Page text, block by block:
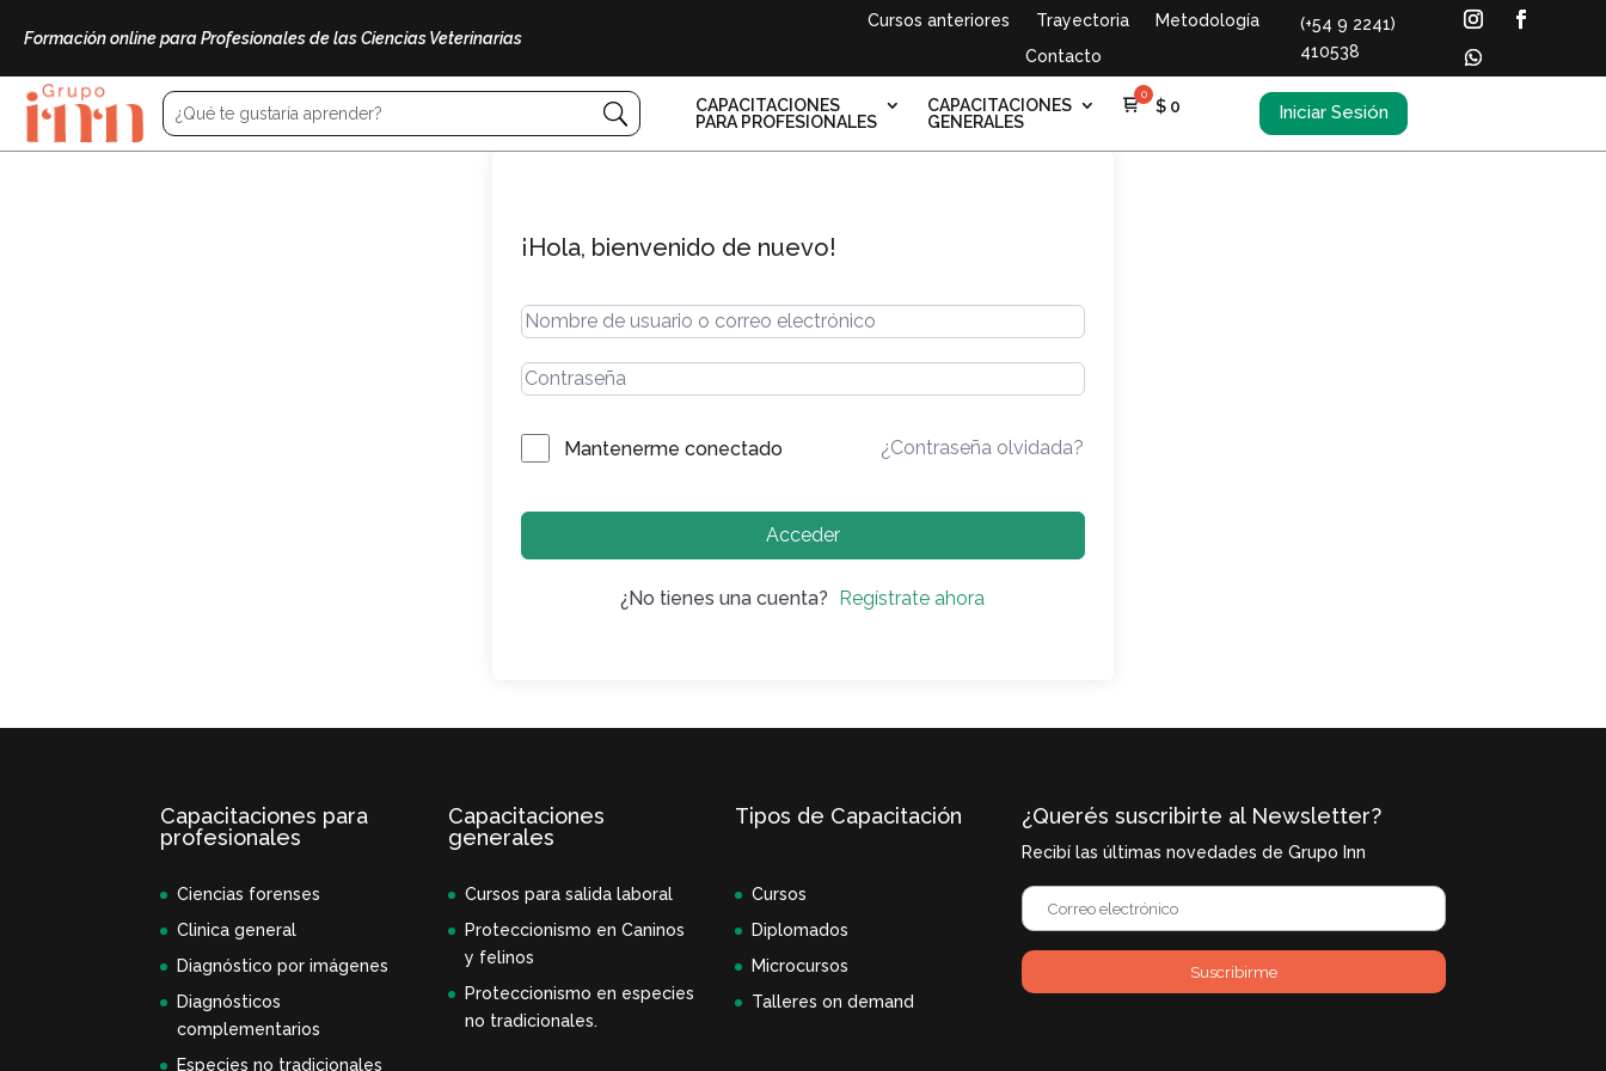
Formación online para Profesionales de las Ciencias Veterinarias
Cursos anteriores Trayectoria
Metodología
Contacto
(+54 9 2241)
410538
CAPACITACIONES
PARA PROFESIONALES
CAPACITACIONES
GENERALES
$ 0 Iniciar Sesión
¡Hola, bienvenido de nuevo!
Mantenerme conectado ¿Contraseña olvidada?
Acceder
¿No tienes una cuenta? Regístrate ahora
Capacitaciones para
profesionales
Ciencias forenses
Clinica general
Diagnóstico por imágenes
Diagnósticos
complementarios
Especies no tradicionales
Capacitaciones
generales
Cursos para salida laboral
Proteccionismo en Caninos
y felinos
Proteccionismo en especies
no tradicionales.
Tipos de Capacitación
Cursos
Diplomados
Microcursos
Talleres on demand
¿Querés suscribirte al Newsletter?
Recibí las últimas novedades de Grupo Inn